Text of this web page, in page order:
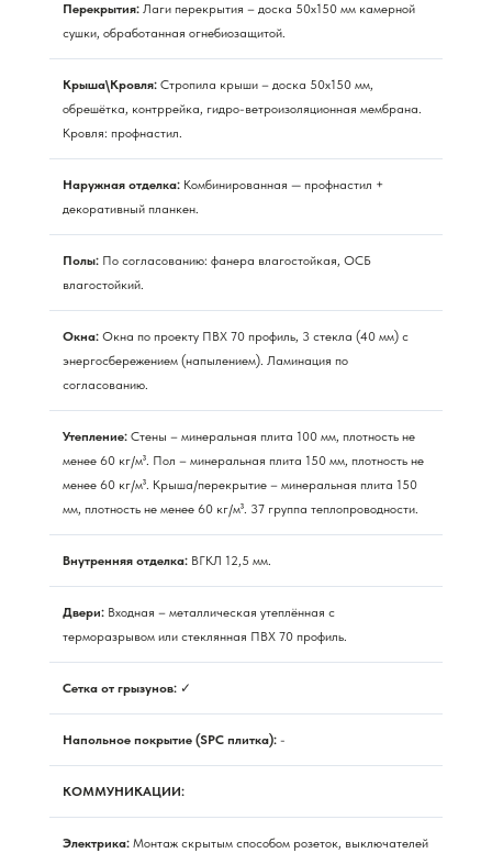
Перекрытия: Лаги перекрытия – доска 50х150 мм камерной
сушки, обработанная огнебиозащитой.
Крыша\Кровля: Стропила крыши – доска 50х150 мм,
обрешётка, контррейка, гидро-ветроизоляционная мембрана.
Кровля: профнастил.
Наружная отделка: Комбинированная — профнастил +
декоративный планкен.
Полы: По согласованию: фанера влагостойкая, ОСБ
влагостойкий.
Окна: Окна по проекту ПВХ 70 профиль, 3 стекла (40 мм) с
энергосбережением (напылением). Ламинация по
согласованию.
Утепление: Стены – минеральная плита 100 мм, плотность не
менее 60 кг/м³. Пол – минеральная плита 150 мм, плотность не
менее 60 кг/м³. Крыша/перекрытие – минеральная плита 150
мм, плотность не менее 60 кг/м³. 37 группа теплопроводности.
Внутренняя отделка: ВГКЛ 12,5 мм.
Двери: Входная – металлическая утеплённая с
терморазрывом или стеклянная ПВХ 70 профиль.
Сетка от грызунов: ✓
Напольное покрытие (SPC плитка): -
КОММУНИКАЦИИ:
Электрика: Монтаж скрытым способом розеток, выключателей